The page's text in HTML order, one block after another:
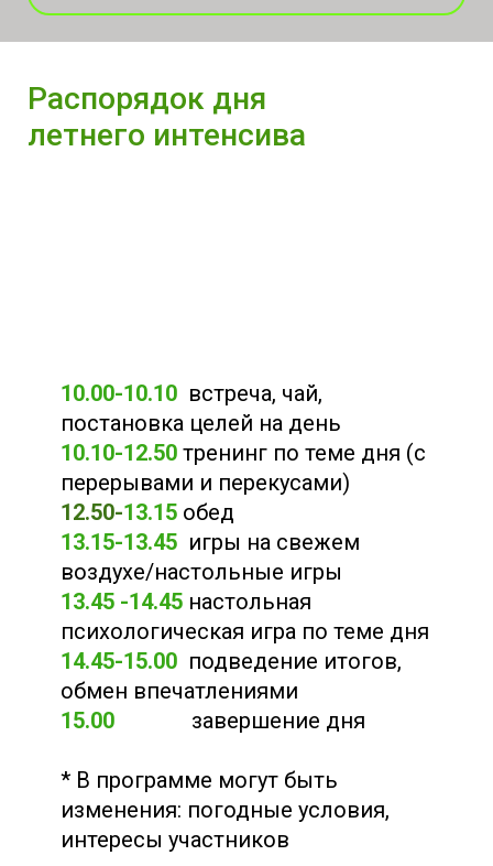
Распорядок дня
летнего интенсива
10.00-10.10 встреча, чай,
постановка целей на день
10.10-12.50 тренинг по теме дня (с
перерывами и перекусами)
12.50-13.15 обед
13.15-13.45 игры на свежем
воздухе/настольные игры
13.45 -14.45 настольная
психологическая игра по теме дня
14.45-15.00 подведение итогов,
обмен впечатлениями
15.00 завершение дня
* В программе могут быть
изменения: погодные условия,
интересы участников